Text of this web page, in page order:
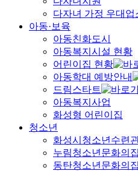
다자녀 가정 우대업
아동·보육
아동친화도시
아동복지시설 현황
어린이집 현황
아동학대 예방안내
드림스타트
아동복지사업
화성형 어린이집
청소년
화성시청소년수련
누림청소년문화의집
동탄청소년문화의집